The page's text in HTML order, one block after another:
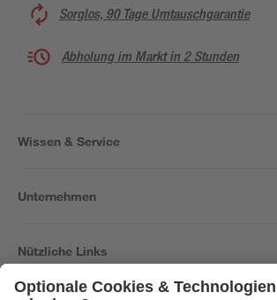
Sorglos, 90 Tage Umtauschgarantie
Abholung im Markt in 2 Stunden
Wissen & Service
Unternehmen
Nützliche Links